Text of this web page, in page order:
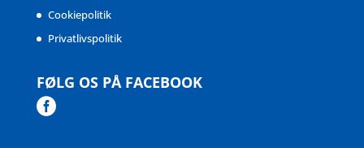
Cookiepolitik
Privatlivspolitik
FØLG OS PÅ FACEBOOK